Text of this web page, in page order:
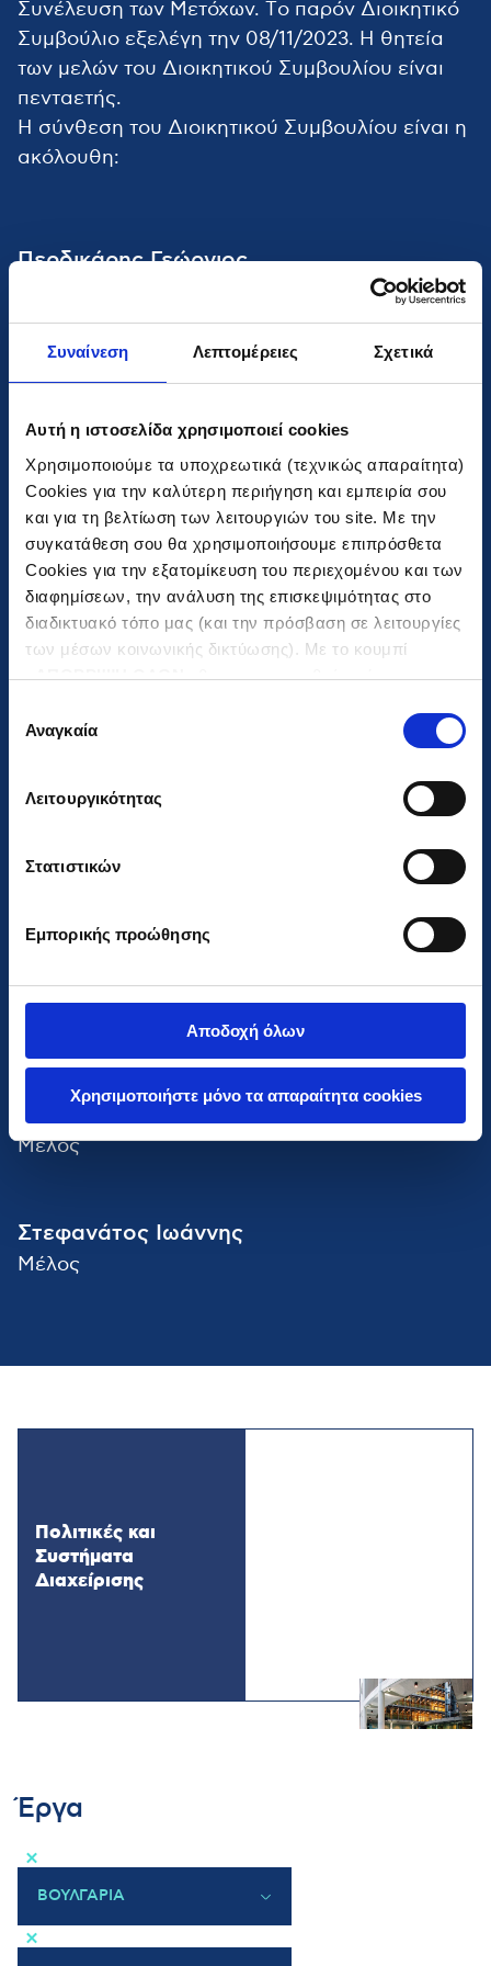
Συναίνεση Λεπτομέρειες Σχετικά
Αυτή η ιστοσελίδα χρησιμοποιεί cookies
Χρησιμοποιούμε τα υποχρεωτικά (τεχνικώς απαραίτητα)
Cookies για την καλύτερη περιήγηση και εμπειρία σου
και για τη βελτίωση των λειτουργιών του site. Με την
συγκατάθεση σου θα χρησιμοποιήσουμε επιπρόσθετα
Cookies για την εξατομίκευση του περιεχομένου και των
διαφημίσεων, την ανάλυση της επισκεψιμότητας στο
διαδικτυακό τόπο μας (και την πρόσβαση σε λειτουργίες
των μέσων κοινωνικής δικτύωσης). Με το κουμπί
«ΑΠΟΡΡΙΨΗ ΟΛΩΝ» θα ενεργοποιηθούν μόνο τα
το κουμπί «
» θα ενεργοποιηθούν όλες
Πολιτική
και τους διαφορετικούς τύπους Cookies και
τροποποίησε τις προτιμήσεις σου (εκτός από τα
Cookies».
συγκατάθεσης
Αναγκαία
Λειτουργικότητας
Στατιστικών
Εμπορικής προώθησης
Αποδοχή όλων
Χρησιμοποιήστε μόνο τα απαραίτητα cookies
Συνέλευση των Μετόχων. Tο παρόν Διοικητικό
Συμβούλιο εξελέγη την 08/11/2023. Η θητεία
των μελών του Διοικητικού Συμβουλίου είναι
πενταετής.
Η σύνθεση του Διοικητικού Συμβουλίου είναι η
ακόλουθη:
Περδικάρης Γεώργιος
Μασούρας Ευάγγελος
Τάγκας Θεόδωρος
Αντιπρόεδρος
Παναγιωτόπουλος Χρήστος
Διευθύνων Σύμβουλος
Μιχαηλίδης Αλέξανδρος
Τεχνικός Διευθυντής
Βράιλας Εμμανουήλ
Καζαντζής Παναγιώτης
Πασσαλίδου Ανδρομάχη
Μέλος
Στεφανάτος Ιωάννης
Μέλος
Πολιτικές και
Συστήματα
Διαχείρισης
Έργα
×
ΒΟΥΛΓΑΡΙΑ
ΕΛΛΑΔΑ
×